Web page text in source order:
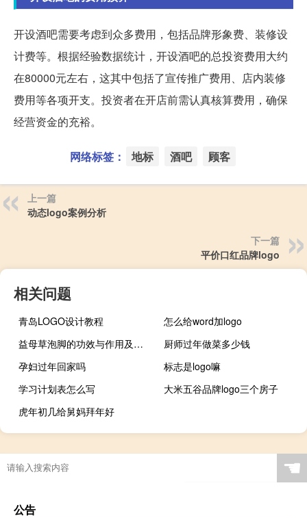
开设酒吧需要考虑到众多费用，包括品牌形象费、装修设
计费等。根据经验数据统计，开设酒吧的总投资费用大约
在80000元左右，这其中包括了宣传推广费用、店内装修
费用等各项开支。投资者在开店前需认真核算费用，确保
经营资金的充裕。
网络标签： 地标 酒吧 顾客
上一篇
动态logo案例分析
下一篇
平价口红品牌logo
相关问题
青岛LOGO设计教程
怎么给word加logo
益母草泡脚的功效与作用及禁忌
厨师过年做菜多少钱
孕妇过年回家吗
标志是logo嘛
学习计划表怎么写
大米五谷品牌logo三个房子
虎年初几给舅妈拜年好
☚
公告